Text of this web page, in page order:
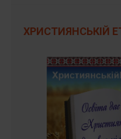
ХРИСТИЯНСЬКІЙ